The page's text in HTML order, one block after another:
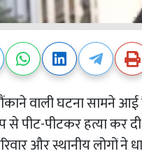
वाली घटना सामने आई
से पीट-पीटकर हत्या कर
और स्थानीय लोगों ने